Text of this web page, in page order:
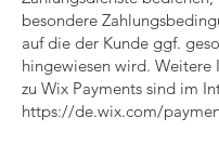
besondere
auf die der Kunde ggf.
hingewiesen wird. Weitere
zu Wix Payments sind im
https://de.wix.com/